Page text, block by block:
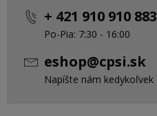
+ 421 910 910 883
Po-Pia: 7:30 - 16:00
eshop@cpsi.sk
Napíšte nám kedykoľvek